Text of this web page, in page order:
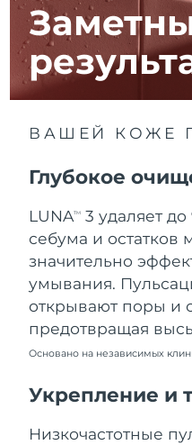
ВАШЕЙ КОЖЕ
Глубокое
LUNATM
3 удаляет до
себума и остатков
значительно
умывания.
открывают поры и
предотвращая
Основано на независимых
Укрепление и
Низкочастотные
Израиль
Италия
Джерси
Казахстан
Кувейт
Ливан